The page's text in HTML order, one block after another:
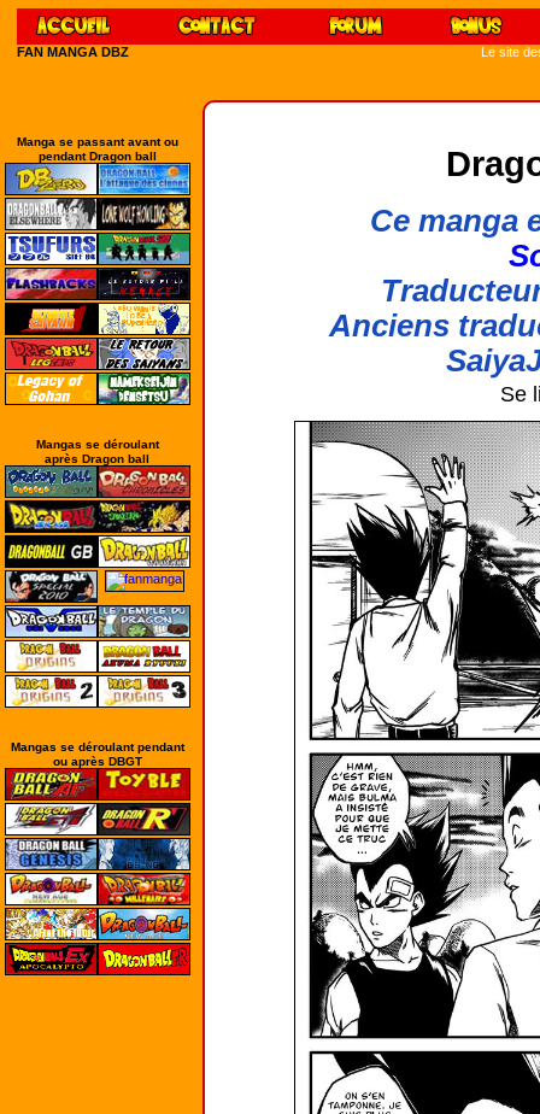
FAN MANGA DBZ Le site
Manga se passant avant ou
pendant Dragon ball
Mangas se déroulant
après Dragon ball
Mangas se déroulant pendant
ou après DBGT
Ce manga
Anciens
Se